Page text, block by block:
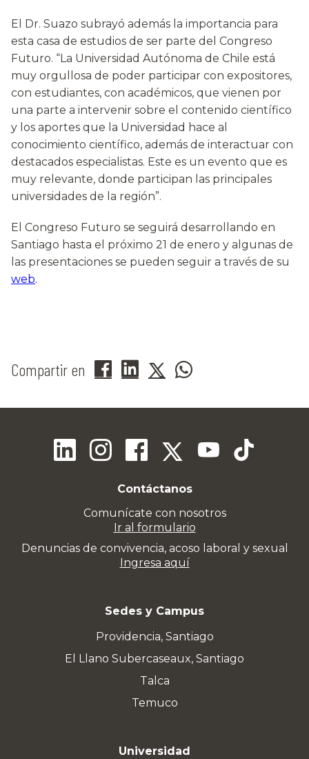
El Dr. Suazo subrayó además la importancia para
esta casa de estudios de ser parte del Congreso
Futuro. “La Universidad Autónoma de Chile está
muy orgullosa de poder participar con expositores,
con estudiantes, con académicos, que vienen por
una parte a intervenir sobre el contenido científico
y los aportes que la Universidad hace al
conocimiento científico, además de interactuar con
destacados especialistas. Este es un evento que es
muy relevante, donde participan las principales
universidades de la región”.
El Congreso Futuro se seguirá desarrollando en
Santiago hasta el próximo 21 de enero y algunas de
las presentaciones se pueden seguir a través de su
web.
Compartir en
Contáctanos
Comunícate con nosotros
Ir al formulario
Denuncias de convivencia, acoso laboral y sexual
Ingresa aquí
Sedes y Campus
Providencia, Santiago
El Llano Subercaseaux, Santiago
Talca
Temuco
Universidad